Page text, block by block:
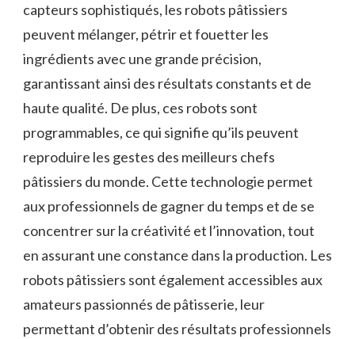
capteurs sophistiqués, les robots pâtissiers
peuvent mélanger, pétrir et fouetter les
ingrédients avec une grande précision,
garantissant ainsi des résultats constants et de
haute qualité. De plus, ces robots sont
programmables, ce qui signifie qu’ils peuvent
reproduire les gestes des meilleurs chefs
pâtissiers du monde. Cette technologie permet
aux professionnels de gagner du temps et de se
concentrer sur la créativité et l’innovation, tout
en assurant une constance dans la production. Les
robots pâtissiers sont également accessibles aux
amateurs passionnés de pâtisserie, leur
permettant d’obtenir des résultats professionnels